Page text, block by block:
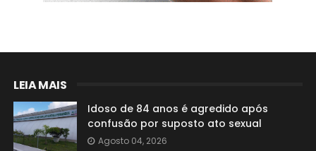
LEIA MAIS
Idoso de 84 anos é agredido após
confusão por suposto ato sexual
Agosto 04, 2026